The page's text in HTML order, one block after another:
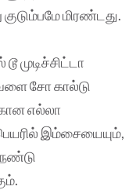
குடும்பமே மிரண்டது.
சோ கால்டு
எல்லா
இம்சையையும்,
நண்டு